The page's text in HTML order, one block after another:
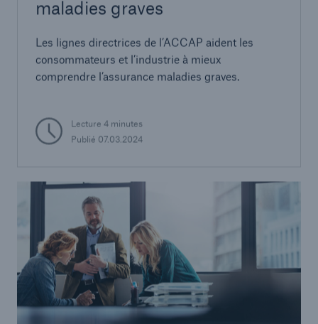
maladies graves
Les lignes directrices de l’ACCAP aident les
consommateurs et l’industrie à mieux
comprendre l’assurance maladies graves.
Lecture 4 minutes
Publié 07.03.2024